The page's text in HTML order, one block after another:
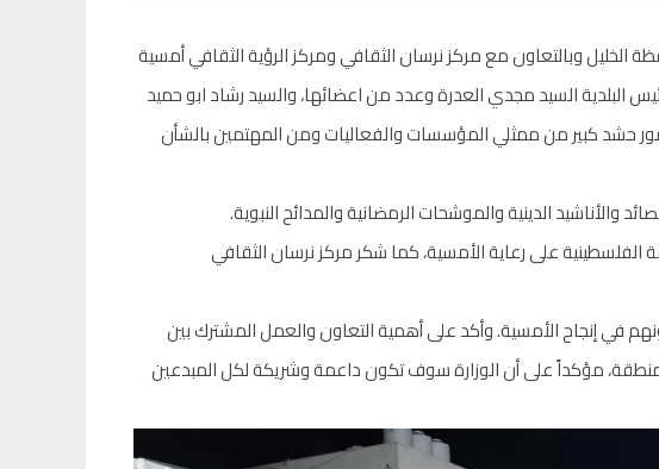
الخليل وبالتعاون مع مركز نرسان الثقافي ومركز الرؤية الثقافي أمسية
البلدية السيد مجدي العدرة وعدد من اعضائها، والسيد رشاد ابو حميد
حشد كبير من ممثلي المؤسسات والفعاليات ومن المهتمين بالشأن
الدينية والموشحات الرمضانية والمدائح النبوية.
الفلسطينية على رعاية الأمسية، كما شكر مركز نرسان الثقافي
في إنجاح الأمسية. وأكد على أهمية التعاون والعمل المشترك بين
مؤكداً على أن الوزارة سوف تكون داعمة وشريكة لكل المبدعين